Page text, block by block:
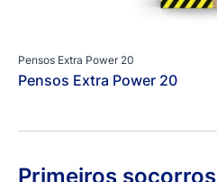
Pensos Extra Power 20
Pensos Extra Power 20
Primeiros socorros